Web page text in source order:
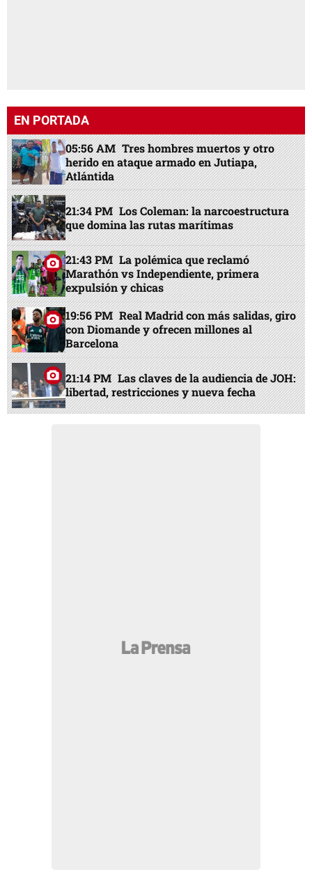
EN PORTADA
05:56 AM Tres hombres muertos y otro
herido en ataque armado en Jutiapa,
Atlántida
21:34 PM Los Coleman: la narcoestructura
que domina las rutas marítimas
21:43 PM La polémica que reclamó
Marathón vs Independiente, primera
expulsión y chicas
19:56 PM Real Madrid con más salidas, giro
con Diomande y ofrecen millones al
Barcelona
21:14 PM Las claves de la audiencia de JOH:
libertad, restricciones y nueva fecha